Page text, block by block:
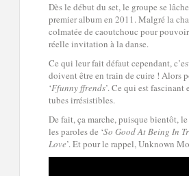
Dès le début du set, le groupe se
premier album en 2011. Malgré la
colmatée de caoutchouc pour
réelle invitation à la danse.
Ce qui leur fait défaut cependant,
doivent être en train de cuire ! Alors
‘Ffunny ffrends’. Ce qui est
tubes irrésistibles.
De fait, ça marche, puisque bientôt,
les paroles de ‘So Good At Being In
Love’. Et pour le rappel, Unknown